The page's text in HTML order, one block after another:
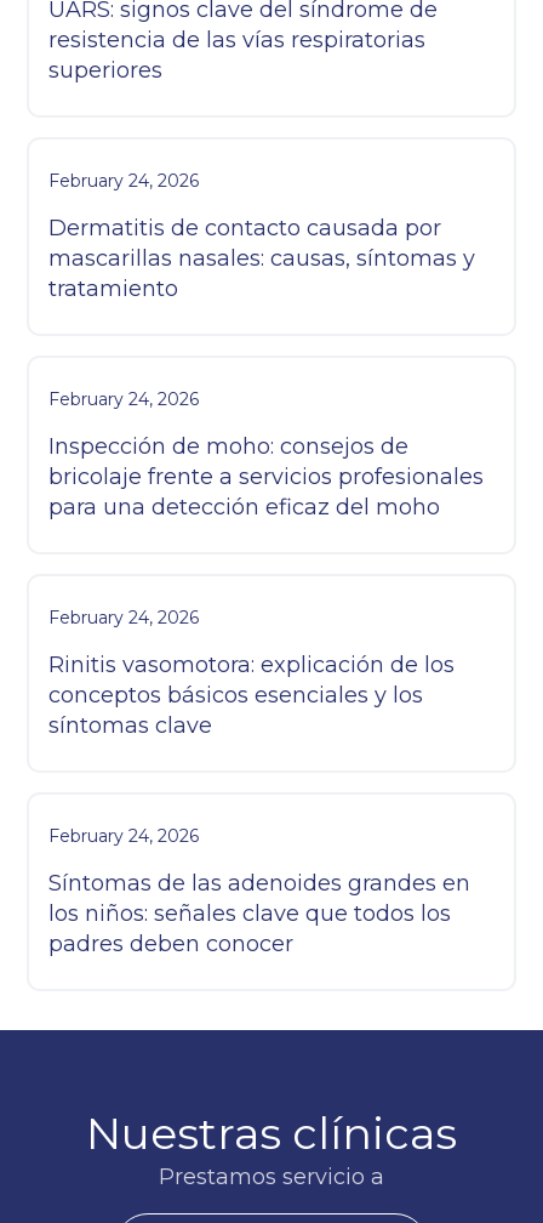
UARS: signos clave del síndrome de
resistencia de las vías respiratorias
superiores
February 24, 2026
Dermatitis de contacto causada por
mascarillas nasales: causas, síntomas y
tratamiento
February 24, 2026
Inspección de moho: consejos de
bricolaje frente a servicios profesionales
para una detección eficaz del moho
February 24, 2026
Rinitis vasomotora: explicación de los
conceptos básicos esenciales y los
síntomas clave
February 24, 2026
Síntomas de las adenoides grandes en
los niños: señales clave que todos los
padres deben conocer
Nuestras clínicas
Prestamos servicio a